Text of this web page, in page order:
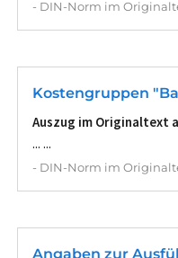
- DIN-Norm im
Kostengruppen
Auszug im Originaltext
... ...
- DIN-Norm im
Angaben zur